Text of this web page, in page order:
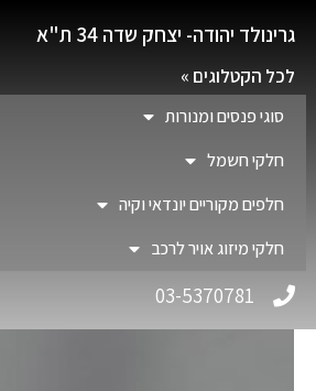
גרינולד יהודה- יצחק שדה 34 ת"א
לכל הקטלוגים »
סוגי פנסים ומנורות
חלקי חשמל
חלפים מקוריים יונדאי וקיה
חלקי מיזוג אויר לרכב
03-5370781